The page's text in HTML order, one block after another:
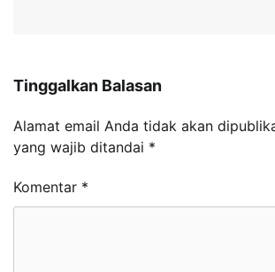
Tinggalkan Balasan
Alamat email Anda tidak akan
yang wajib ditandai *
Komentar *